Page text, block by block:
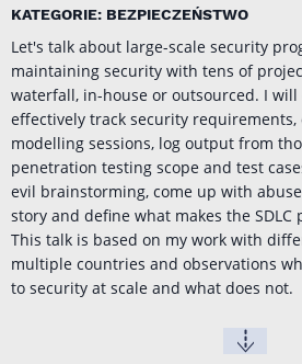
KATEGORIE: BEZPIECZEŃSTWO
Let's talk about large-scale security
maintaining security with tens of
waterfall, in-house or outsourced. I will
effectively track security
modelling sessions, log output from
penetration testing scope and test
evil brainstorming, come up with
story and define what makes the SDLC
This talk is based on my work with
multiple countries and observations
to security at scale and what does not.